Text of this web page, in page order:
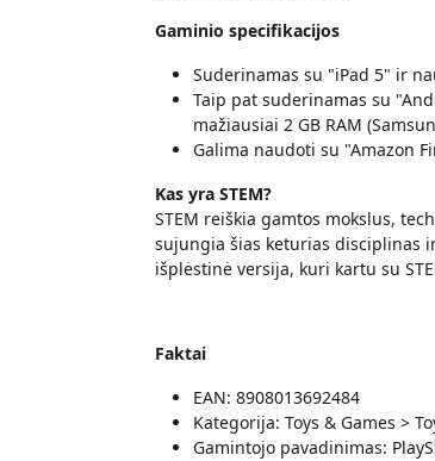
Gaminio specifikacijos
Suderinamas su "iPad 5" ir
Taip pat suderinamas su
mažiausiai 2 GB RAM
Galima naudoti su "Amazon
Kas yra STEM?
STEM reiškia gamtos mokslus,
sujungia šias keturias disciplinas
išplėstinė versija, kuri kartu su
Faktai
EAN: 8908013692484
Kategorija: Toys & Games >
Gamintojo pavadinimas: